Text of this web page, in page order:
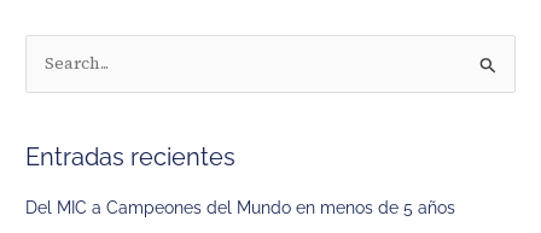
c
a
Entradas recientes
Del MIC a Campeones del Mundo en menos de 5 años